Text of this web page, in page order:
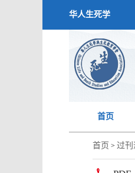
华人生死学
首页
首页 > 过刊